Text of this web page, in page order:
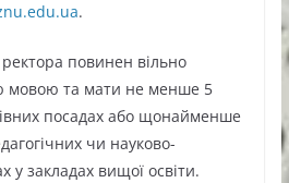
.
повинен вільно
мовою та мати не менше 5
посадах або щонайменше
чи науково-
у закладах вищої освіти.